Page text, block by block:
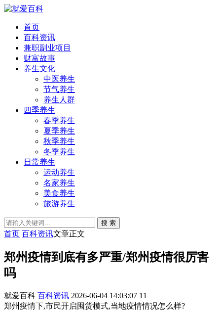
首页
百科资讯
兼职副业项目
财富故事
养生文化
中医养生
节气养生
养生人群
四季养生
春季养生
夏季养生
秋季养生
冬季养生
日常养生
运动养生
名家养生
美食养生
旅游养生
搜 索
首页 百科资讯文章正文
郑州疫情到底有多严重/郑州疫情很厉害
吗
就爱百科 百科资讯 2026-06-04 14:03:07 11
郑州疫情下,市民开启囤货模式,当地疫情情况怎么样?